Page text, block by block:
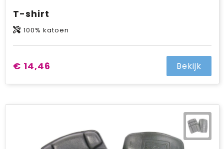
T-shirt
100% katoen
€ 14,46 Bekijk